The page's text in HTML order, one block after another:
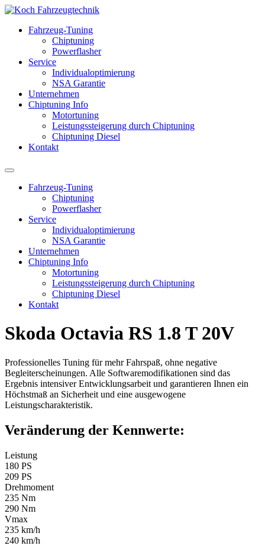
Fahrzeug-Tuning
Chiptuning
Powerflasher
Service
Individualoptimierung
NSA Garantie
Unternehmen
Chiptuning Info
Motortuning
Leistungssteigerung durch Chiptuning
Chiptuning Diesel
Kontakt
Fahrzeug-Tuning
Chiptuning
Powerflasher
Service
Individualoptimierung
NSA Garantie
Unternehmen
Chiptuning Info
Motortuning
Leistungssteigerung durch Chiptuning
Chiptuning Diesel
Kontakt
Skoda Octavia RS 1.8 T 20V
Professionelles Tuning für mehr Fahrspaß, ohne negative
Begleiterscheinungen. Alle Softwaremodifikationen sind das
Ergebnis intensiver Entwicklungsarbeit und garantieren Ihnen ein
Höchstmaß an Sicherheit und eine ausgewogene
Leistungscharakteristik.
Veränderung der Kennwerte:
Leistung
180 PS
209 PS
Drehmoment
235 Nm
290 Nm
Vmax
235 km/h
240 km/h